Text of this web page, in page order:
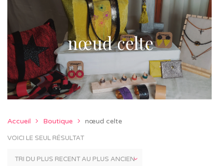
nœud celte
Accueil Boutique nœud celte
VOICI LE SEUL RÉSULTAT